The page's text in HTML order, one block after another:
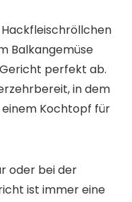
Balkangemüse
perfekt ab.
in dem
Kochtopf für
oder bei der
ist immer eine